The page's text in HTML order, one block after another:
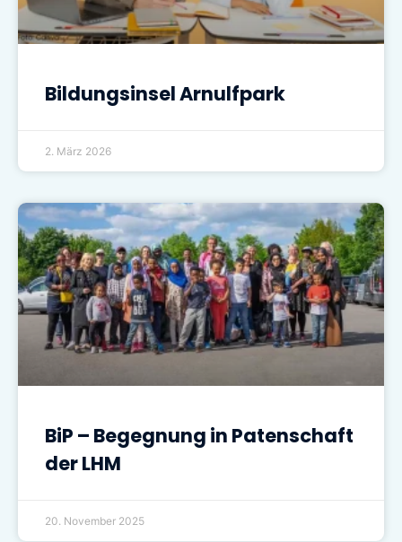
Bildungsinsel Arnulfpark
2. März 2026
BiP – Begegnung in Patenschaft
der LHM
20. November 2025